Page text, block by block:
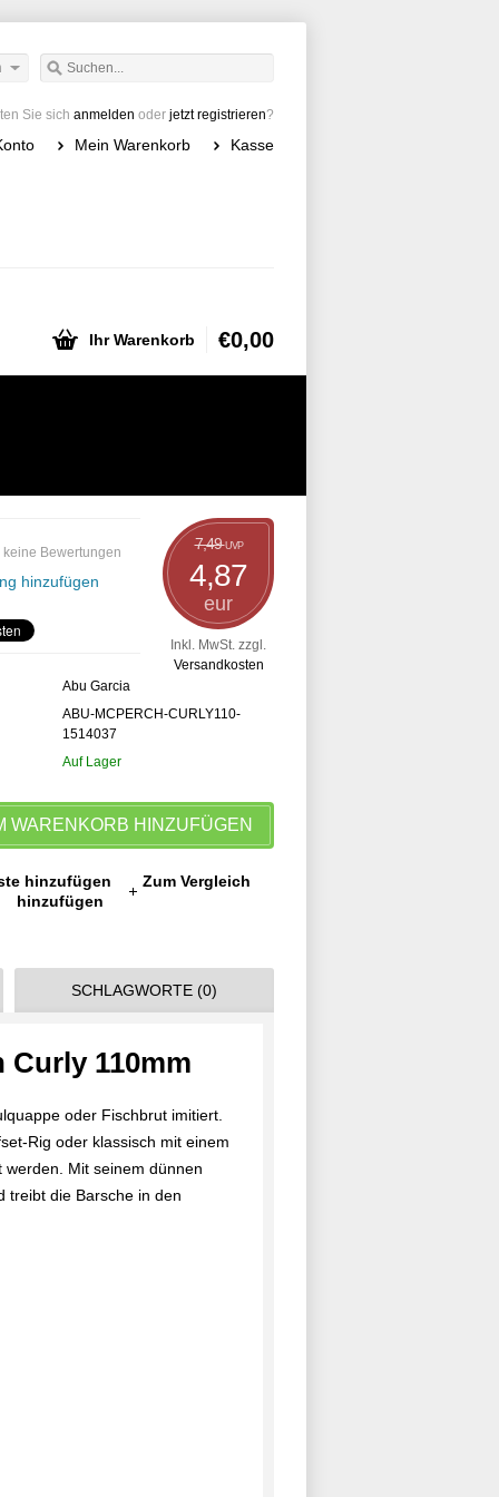
Sie sich anmelden oder jetzt registrieren?
Mein Warenkorb Kasse
Ihr Warenkorb €0,00
7,49UVP
4,87
eur
Inkl. MwSt. zzgl.
Versandkosten
keine Bewertungen
hinzufügen
Abu Garcia
ABU-MCPERCH-CURLY110-
1514037
Auf Lager
WARENKORB HINZUFÜGEN
hinzufügen
Zum Vergleich
hinzufügen
SCHLAGWORTE (0)
Curly 110mm
oder Fischbrut imitiert.
Rig oder klassisch mit einem
Mit seinem dünnen
treibt die Barsche in den